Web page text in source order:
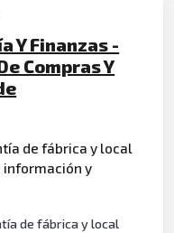
Y Finanzas -
Compras Y
de fábrica y local
información y
de fábrica y local